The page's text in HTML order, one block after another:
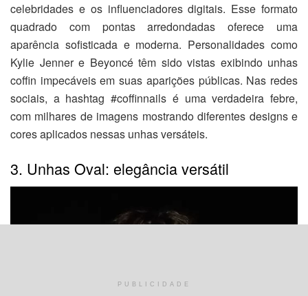
celebridades e os influenciadores digitais. Esse formato
quadrado com pontas arredondadas oferece uma
aparência sofisticada e moderna. Personalidades como
Kylie Jenner e Beyoncé têm sido vistas exibindo unhas
coffin impecáveis em suas aparições públicas. Nas redes
sociais, a hashtag #coffinnails é uma verdadeira febre,
com milhares de imagens mostrando diferentes designs e
cores aplicados nessas unhas versáteis.
3. Unhas Oval: elegância versátil
PUBLICIDADE